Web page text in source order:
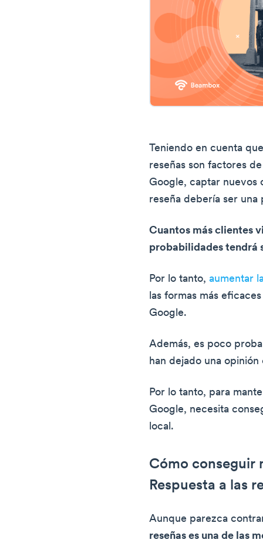
Teniendo en cuenta
reseñas son factores
Google, captar nuevos
reseña debería ser una
Cuantos más clientes
probabilidades tendrá
Por lo tanto,aumentar
las formas más
Google.
Además, es poco
han dejado una
Por lo tanto, para
Google, necesita
local.
Cómo conseguir
Respuesta a las
Aunque parezca
reseñas es una de las